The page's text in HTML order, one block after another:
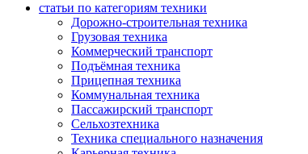
статьи по категориям техники
Дорожно-строительная техника
Грузовая техника
Коммерческий транспорт
Подъёмная техника
Прицепная техника
Коммунальная техника
Пассажирский транспорт
Сельхозтехника
Техника специального назначения